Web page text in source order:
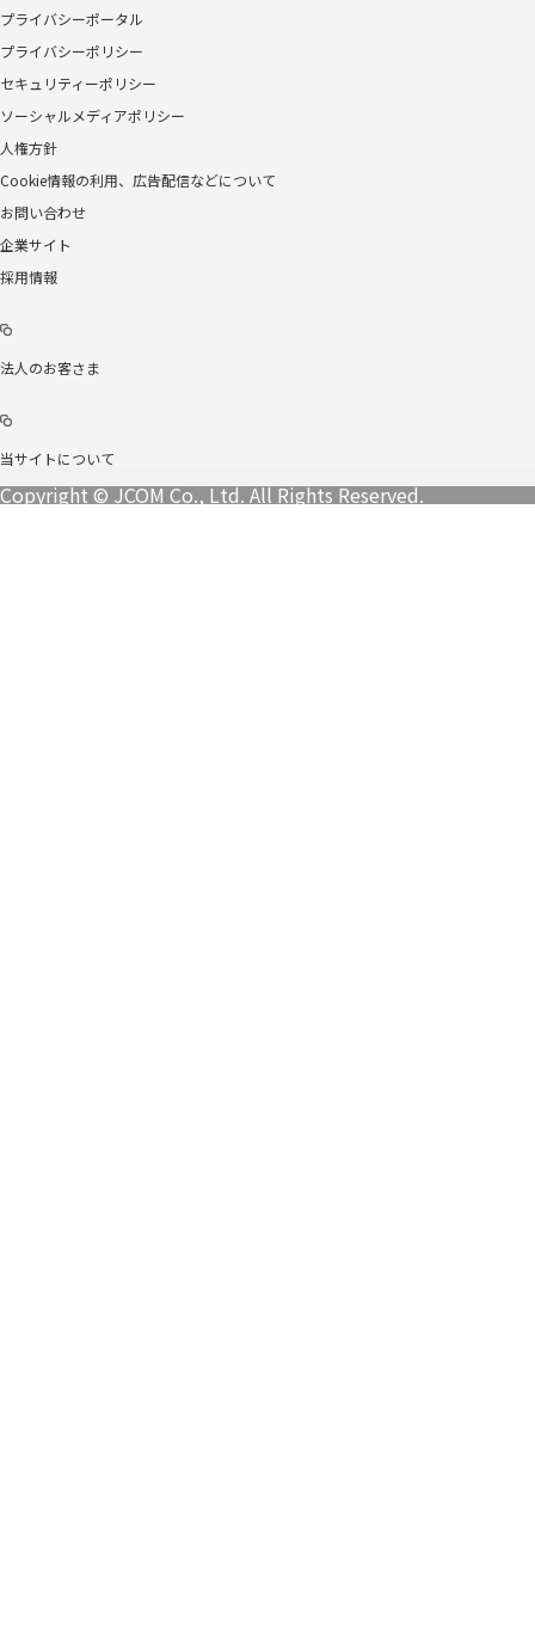
プライバシーポータル
プライバシーポリシー
セキュリティーポリシー
ソーシャルメディアポリシー
人権方針
Cookie情報の利用、広告配信などについて
お問い合わせ
企業サイト
採用情報
法人のお客さま
当サイトについて
Copyright © JCOM Co., Ltd. All Rights Reserved.